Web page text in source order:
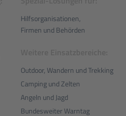
Hilfsorganisationen,
Firmen und Behörden
Outdoor, Wandern und Trekking
Camping und Zelten
Angeln und Jagd
Bundesweiter Warntag